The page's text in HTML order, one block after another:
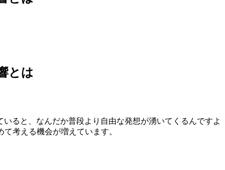
とは
ると、なんだか普段より自由な発想が湧いてくるんですよ
考える機会が増えています。